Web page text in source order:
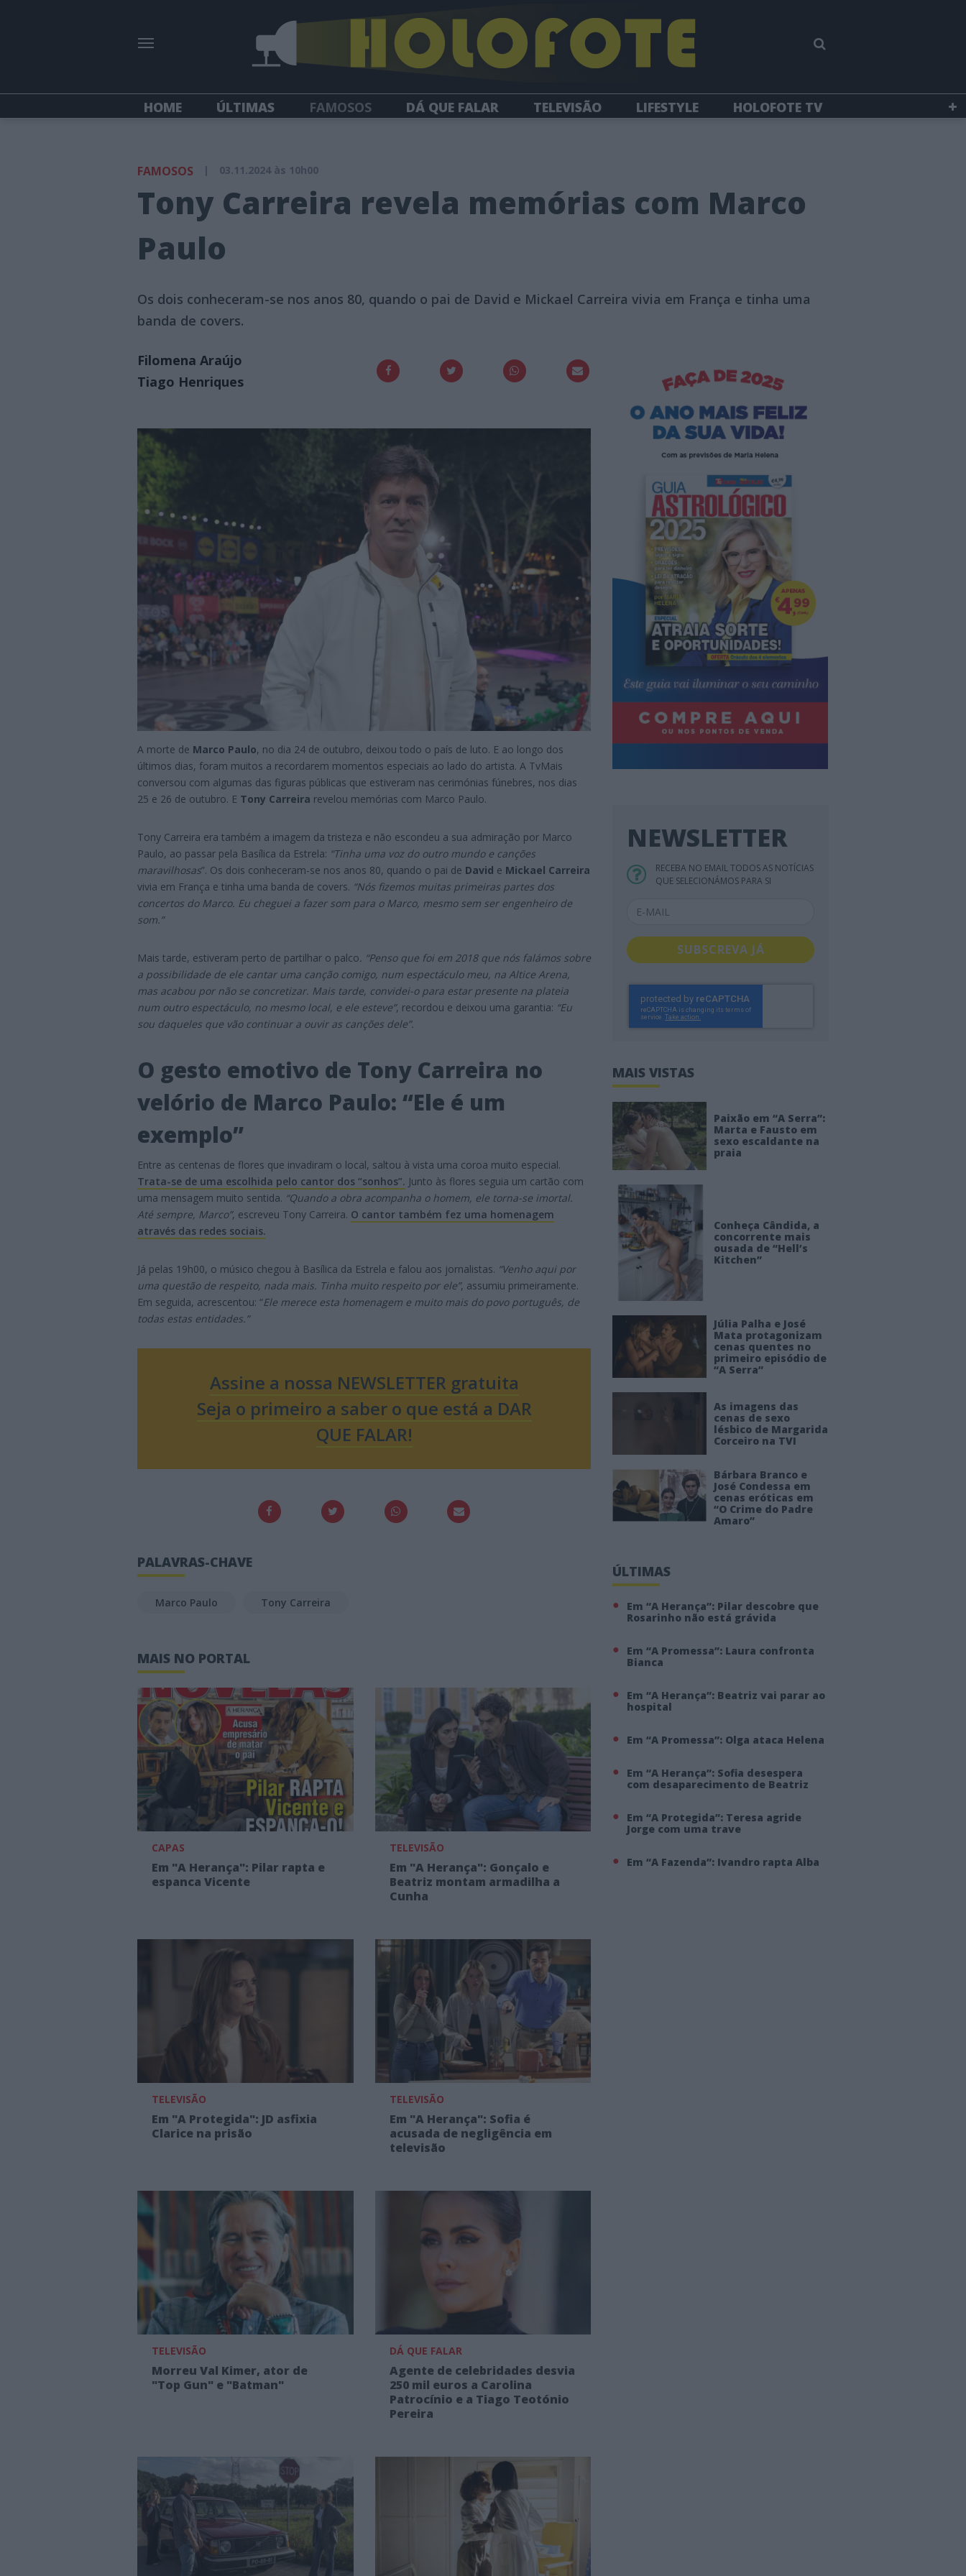
HOME ÚLTIMAS FAMOSOS DÁ QUE FALAR TELEVISÃO LIFESTYLE
HOLOFOTE TV
FAMOSOS | 03.11.2024 às 10h00
Tony Carreira revela memórias com Marco
Paulo
Os dois conheceram-se nos anos 80, quando o pai de David e Mickael Carreira vivia em França e tinha uma
banda de covers.
Filomena Araújo
Tiago Henriques
A morte de Marco Paulo, no dia 24 de outubro, deixou todo o país de luto. E ao longo dos
últimos dias, foram muitos a recordarem momentos especiais ao lado do artista. A TvMais
conversou com algumas das figuras públicas que estiveram nas cerimónias fúnebres, nos dias
25 e 26 de outubro. E Tony Carreira revelou memórias com Marco Paulo.
Tony Carreira era também a imagem da tristeza e não escondeu a sua admiração por Marco
Paulo, ao passar pela Basílica da Estrela: “Tinha uma voz do outro mundo e canções
maravilhosas”. Os dois conheceram-se nos anos 80, quando o pai de David e Mickael Carreira
vivia em França e tinha uma banda de covers. “Nós fizemos muitas primeiras partes dos
concertos do Marco. Eu cheguei a fazer som para o Marco, mesmo sem ser engenheiro de
som.”
Mais tarde, estiveram perto de partilhar o palco. “Penso que foi em 2018 que nós falámos sobre
a possibilidade de ele cantar uma canção comigo, num espectáculo meu, na Altice Arena,
mas acabou por não se concretizar. Mais tarde, convidei-o para estar presente na plateia
num outro espectáculo, no mesmo local, e ele esteve”, recordou e deixou uma garantia: “Eu
sou daqueles que vão continuar a ouvir as canções dele”.
O gesto emotivo de Tony Carreira no
velório de Marco Paulo: “Ele é um
exemplo”
Entre as centenas de flores que invadiram o local, saltou à vista uma coroa muito especial.
Trata-se de uma escolhida pelo cantor dos “sonhos”. Junto às flores seguia um cartão com
uma mensagem muito sentida. “Quando a obra acompanha o homem, ele torna-se imortal.
Até sempre, Marco”, escreveu Tony Carreira. O cantor também fez uma homenagem
através das redes sociais.
Já pelas 19h00, o músico chegou à Basílica da Estrela e falou aos jornalistas. “Venho aqui por
uma questão de respeito, nada mais. Tinha muito respeito por ele”, assumiu primeiramente.
Em seguida, acrescentou: “Ele merece esta homenagem e muito mais do povo português, de
todas estas entidades.”
Assine a nossa NEWSLETTER gratuita
Seja o primeiro a saber o que está a DAR
QUE FALAR!
PALAVRAS-CHAVE
Marco Paulo Tony Carreira
MAIS NO PORTAL
CAPAS
Em "A Herança": Pilar rapta e
espanca Vicente
TELEVISÃO
Em "A Herança": Gonçalo e
Beatriz montam armadilha a
Cunha
TELEVISÃO
Em "A Protegida": JD asfixia
Clarice na prisão
TELEVISÃO
Em "A Herança": Sofia é
acusada de negligência em
televisão
TELEVISÃO
Morreu Val Kimer, ator de
"Top Gun" e "Batman"
DÁ QUE FALAR
Agente de celebridades desvia
250 mil euros a Carolina
Patrocínio e a Tiago Teotónio
Pereira
NEWSLETTER
RECEBA NO EMAIL TODOS AS NOTÍCIAS
QUE SELECIONÁMOS PARA SI
SUBSCREVA JÁ
MAIS VISTAS
Paixão em “A Serra”:
Marta e Fausto em
sexo escaldante na
praia
Conheça Cândida, a
concorrente mais
ousada de “Hell’s
Kitchen”
Júlia Palha e José
Mata protagonizam
cenas quentes no
primeiro episódio de
“A Serra”
As imagens das
cenas de sexo
lésbico de Margarida
Corceiro na TVI
Bárbara Branco e
José Condessa em
cenas eróticas em
“O Crime do Padre
Amaro”
ÚLTIMAS
Em “A Herança”: Pilar descobre que
Rosarinho não está grávida
Em “A Promessa”: Laura confronta
Bianca
Em “A Herança”: Beatriz vai parar ao
hospital
Em “A Promessa”: Olga ataca Helena
Em “A Herança”: Sofia desespera
com desaparecimento de Beatriz
Em “A Protegida”: Teresa agride
Jorge com uma trave
Em “A Fazenda”: Ivandro rapta Alba